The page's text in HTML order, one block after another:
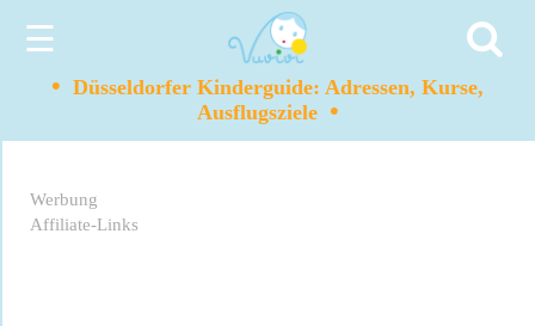
☰
• Düsseldorfer Kinderguide: Adressen, Kurse,
Ausflugsziele •
Werbung
Affiliate-Links